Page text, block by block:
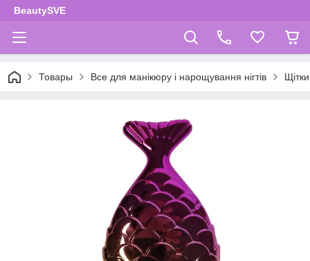
BeautySVE
Товары Все для манікюру і нарощування нігтів